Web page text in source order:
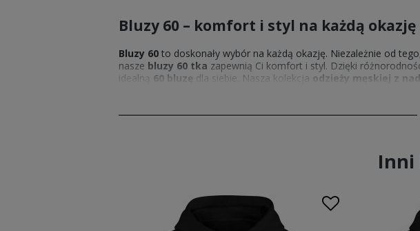
Bluzy 60 – komfort i styl na każdą okazję
Bluzy 60 to doskonały wybór na każdą okazję. Niezależnie od
nasze bluzy 60 tka zapewnią Ci komfort i styl. Dzięki
idealną 60 bluzę dla siebie. Nasza kolekcja odzieży męskiej z
Bluzy 60 tka – wygoda i trwałość
będą Twoim ulubionym elementem
lat. Dostępne w różnych kolorach i fasonach, z łatwością
Bluzy na 60 urodziny męskie z
Inni